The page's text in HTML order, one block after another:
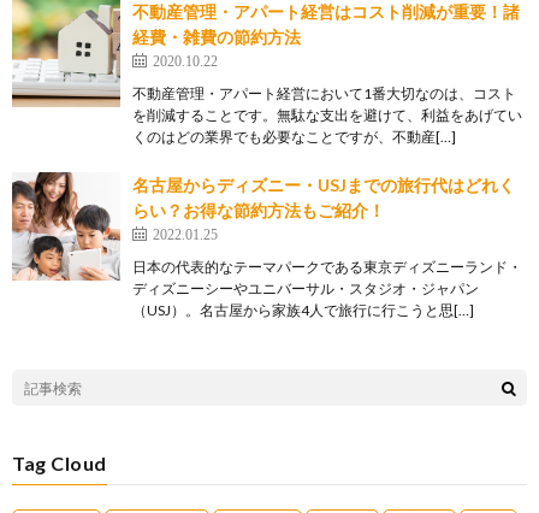
不動産管理・アパート経営はコスト削減が重要！諸
経費・雑費の節約方法
2020.10.22
不動産管理・アパート経営において1番大切なのは、コスト
を削減することです。無駄な支出を避けて、利益をあげてい
くのはどの業界でも必要なことですが、不動産[…]
名古屋からディズニー・USJまでの旅行代はどれく
らい？お得な節約方法もご紹介！
2022.01.25
日本の代表的なテーマパークである東京ディズニーランド・
ディズニーシーやユニバーサル・スタジオ・ジャパン
（USJ）。名古屋から家族4人で旅行に行こうと思[…]
Tag Cloud